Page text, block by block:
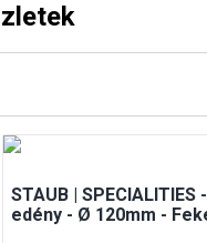
STAUB | SPECIALITIES
edény - Ø 120mm -